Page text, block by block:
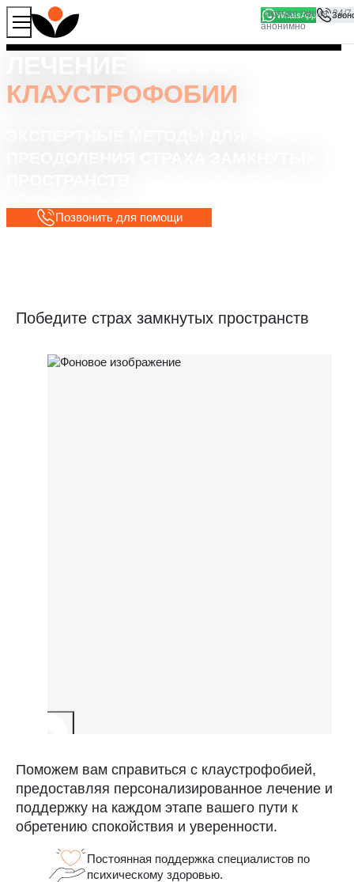
WhatsApp
КЛАУСТРОФОБИИ
Позвонить для помощи
Победите страх замкнутых пространств
Поможем вам справиться с клаустрофобией,
предоставляя персонализированное лечение и
поддержку на каждом этапе вашего пути к
обретению спокойствия и уверенности.
Постоянная поддержка специалистов по
психическому здоровью.
Продолжая работу с сайтом, вы соглашаетесь на то, что
мы используем файлы
Хорошо